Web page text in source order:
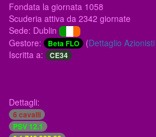
Fondata la giornata 1058
Scuderia attiva da 2342 giornate
Sede: Dublin
Gestore:
Beta FLO (Dettaglio Azionisti
Iscritta a:
CE34
Dettagli:
6 cavalli
PSV 12.1